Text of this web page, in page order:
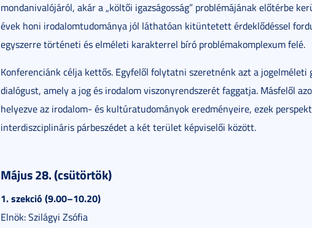
mondanivalójáról, akár a „költői igazságosság” problémájának előtérbe
évek honi irodalomtudománya jól láthatóan kitüntetett érdeklődéssel
egyszerre történeti és elméleti karakterrel bíró problémakomplexum felé.
Konferenciánk célja kettős. Egyfelől folytatni szeretnénk azt a jogelméleti
dialógust, amely a jog és irodalom viszonyrendszerét faggatja. Másfelől
helyezve az irodalom- és kultúratudományok eredményeire, ezek
interdiszciplináris párbeszédet a két terület képviselői között.
Május 28. (csütörtök)
1. szekció (9.00–10.20)
Elnök: Szilágyi Zsófia